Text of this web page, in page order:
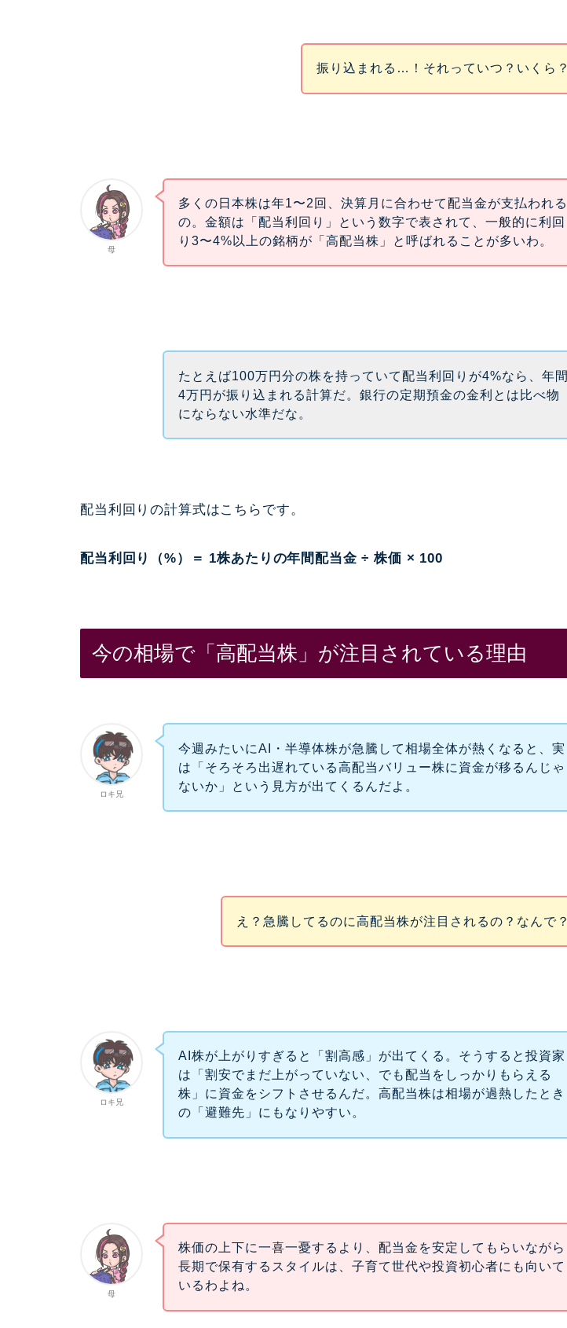
振り込まれる…！それっていつ？いくら？
母
多くの日本株は年1〜2回、決算月に合わせて配当金が支払われる
の。金額は「配当利回り」という数字で表されて、一般的に利回
り3〜4%以上の銘柄が「高配当株」と呼ばれることが多いわ。
たとえば100万円分の株を持っていて配当利回りが4%なら、年間
4万円が振り込まれる計算だ。銀行の定期預金の金利とは比べ物
にならない水準だな。
配当利回りの計算式はこちらです。
配当利回り（%）＝ 1株あたりの年間配当金 ÷ 株価 × 100
今の相場で「高配当株」が注目されている理由
ロキ兄
今週みたいにAI・半導体株が急騰して相場全体が熱くなると、実
は「そろそろ出遅れている高配当バリュー株に資金が移るんじゃ
ないか」という見方が出てくるんだよ。
え？急騰してるのに高配当株が注目されるの？なんで？
ロキ兄
AI株が上がりすぎると「割高感」が出てくる。そうすると投資家
は「割安でまだ上がっていない、でも配当をしっかりもらえる
株」に資金をシフトさせるんだ。高配当株は相場が過熱したとき
の「避難先」にもなりやすい。
母
株価の上下に一喜一憂するより、配当金を安定してもらいながら
長期で保有するスタイルは、子育て世代や投資初心者にも向いて
いるわよね。